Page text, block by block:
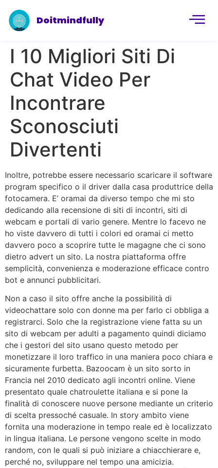
Doitmindfully
I 10 Migliori Siti Di
Chat Video Per
Incontrare
Sconosciuti
Divertenti
Inoltre, potrebbe essere necessario scaricare il software
program specifico o il driver dalla casa produttrice della
fotocamera. E’ oramai da diverso tempo che mi sto
dedicando alla recensione di siti di incontri, siti di
webcam e portali di vario genere. Mentre lo facevo ne
ho viste davvero di tutti i colori ed oramai ci metto
davvero poco a scoprire tutte le magagne che ci sono
dietro advert un sito. La nostra piattaforma offre
semplicità, convenienza e moderazione efficace contro
bot e annunci pubblicitari.
Non a caso il sito offre anche la possibilità di
videochattare solo con donne ma per farlo ci obbliga a
registrarci. Solo che la registrazione viene fatta su un
sito di webcam per adulti a pagamento quindi diciamo
che i gestori del sito usano questo metodo per
monetizzare il loro traffico in una maniera poco chiara e
sicuramente furbetta. Bazoocam è un sito sorto in
Francia nel 2010 dedicato agli incontri online. Viene
presentato quale chatroulette italiana e si pone la
finalità di conoscere nuove persone mediante un criterio
di scelta pressoché casuale. In story ambito viene
fornita una moderazione in tempo reale ed è localizzato
in lingua italiana. Le persone vengono scelte in modo
random, con le quali si può iniziare a chiacchierare e,
perché no, sviluppare nel tempo una amicizia.